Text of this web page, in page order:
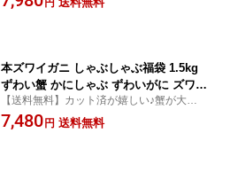
本ズワイガニ しゃぶしゃぶ福袋 1.5kg
ずわい蟹 かにしゃぶ ずわいがに ズワイ
蟹 蟹 カニ かに ポーション むき身 ギフ
ト お歳暮 ズワイガニ ズワイ カニしゃ
【送料無料】カット済が嬉しい♪蟹が大量1.
5キロ入り！かに鍋や焼きガニに！ご自宅で
蟹三昧をどうぞ♪
7,480円 送料無料